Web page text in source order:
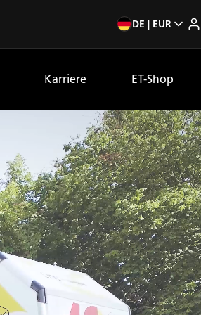
DE | EUR
Karriere ET-Shop